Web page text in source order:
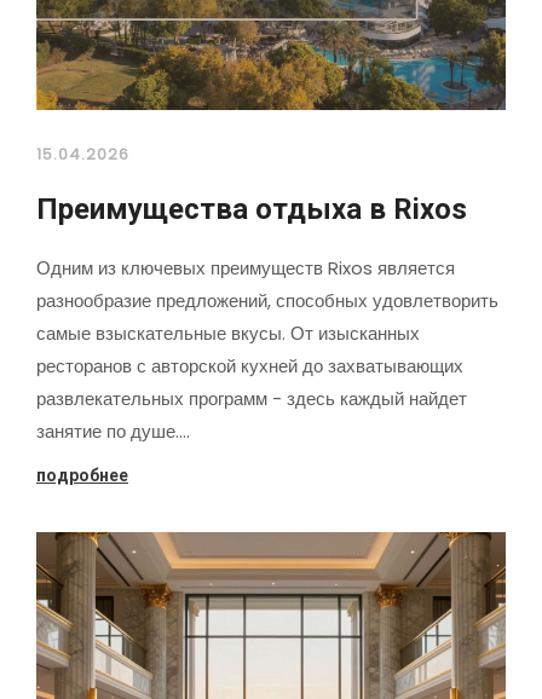
15.04.2026
Преимущества отдыха в Rixos
Одним из ключевых преимуществ Rixos является
разнообразие предложений, способных удовлетворить
самые взыскательные вкусы. От изысканных
ресторанов с авторской кухней до захватывающих
развлекательных программ - здесь каждый найдет
занятие по душе.…
подробнее